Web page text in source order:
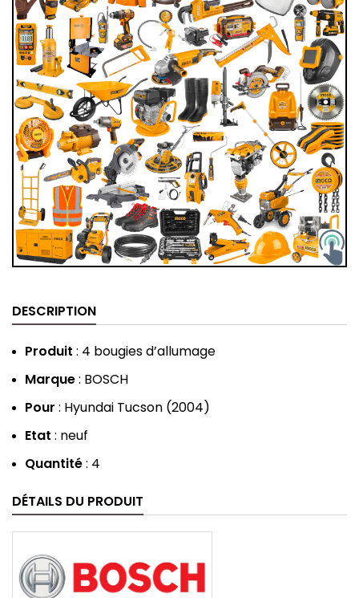
DESCRIPTION
Produit : 4 bougies d’allumage
Marque: BOSCH
Pour : Hyundai Tucson (2004)
Etat : neuf
Quantité: 4
DÉTAILS DU PRODUIT